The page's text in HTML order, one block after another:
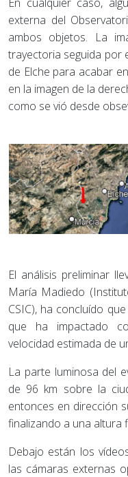
externa del
ambos objetos. La
trayectoria seguida por
de Elche para acabar
en la imagen de la
como se vió desde
El análisis preliminar
María Madiedo
CSIC), ha concluído
que ha impactado
velocidad estimada de
La parte luminosa del
de 96 km sobre la
entonces en dirección
finalizando a una altura
Debajo están los
las cámaras externas